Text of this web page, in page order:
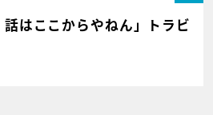
はここからやねん」トラビ